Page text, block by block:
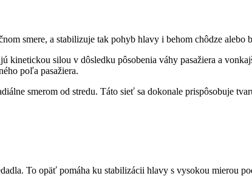
smere, a stabilizuje tak pohyb hlavy i behom chôdze alebo
kinetickou silou v dôsledku pôsobenia váhy pasažiera a
poľa pasažiera.
smerom od stredu. Táto sieť sa dokonale prispôsobuje
To opäť pomáha ku stabilizácii hlavy s vysokou mierou